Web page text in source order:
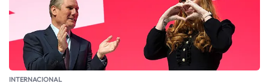
INTERNACIONAL